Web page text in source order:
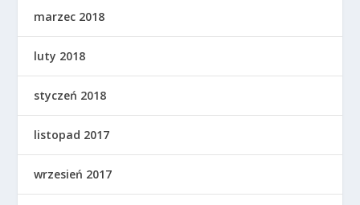
marzec 2018
luty 2018
styczeń 2018
listopad 2017
wrzesień 2017